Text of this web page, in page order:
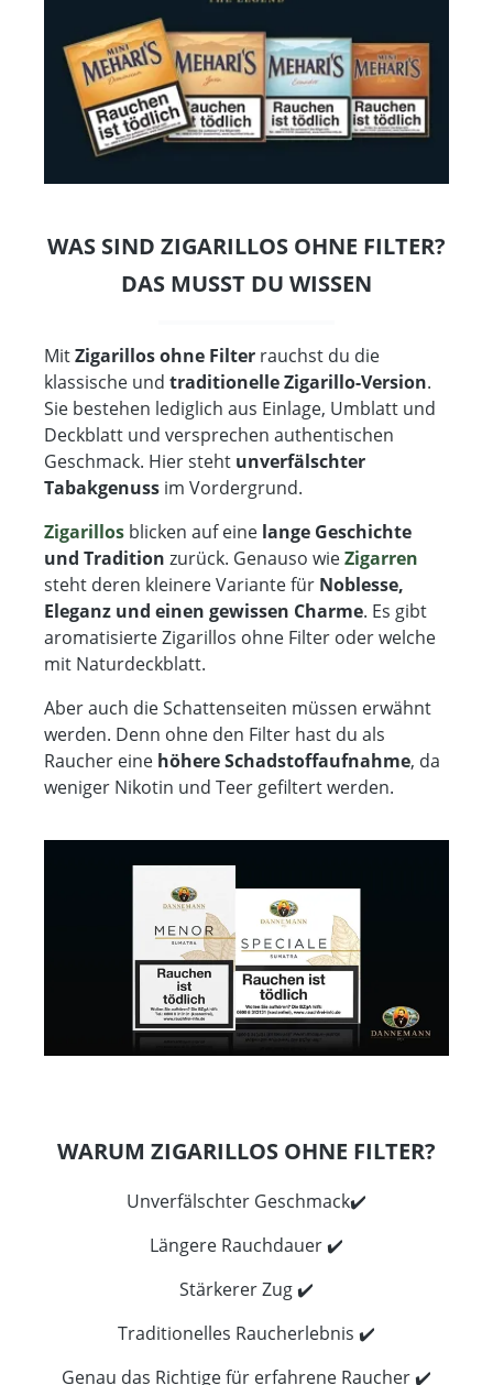
WAS SIND ZIGARILLOS OHNE FILTER?
DAS MUSST DU WISSEN
MitZigarillos ohne Filter rauchst du die
klassische und traditionelle Zigarillo-Version.
Sie bestehen lediglich aus Einlage, Umblatt und
Deckblatt und versprechen authentischen
Geschmack. Hier steht unverfälschter
Tabakgenuss im Vordergrund.
Zigarillos blicken auf eine lange Geschichte
und Tradition zurück. Genauso wieZigarren
steht deren kleinere Variante für Noblesse,
Eleganz und einen gewissen Charme. Es gibt
aromatisierte Zigarillos ohne Filter oder welche
mit Naturdeckblatt.
Aber auch die Schattenseiten müssen erwähnt
werden. Denn ohne den Filter hast du als
Raucher eine höhere Schadstoffaufnahme, da
weniger Nikotin und Teer gefiltert werden.
WARUM ZIGARILLOS OHNE FILTER?
Unverfälschter Geschmack✔️
Längere Rauchdauer ✔️
Stärkerer Zug ✔️
Traditionelles Raucherlebnis ✔️
Genau das Richtige für erfahrene Raucher ✔️